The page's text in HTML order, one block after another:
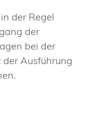
der Regel
der
bei der
Ausführung